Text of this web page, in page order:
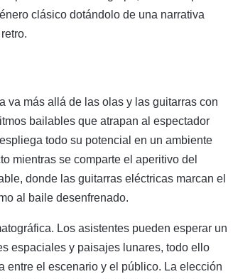
clásico dotándolo de una narrativa
va más allá de las olas y las guitarras con
bailables que atrapan al espectador
todo su potencial en un ambiente
mientras se comparte el aperitivo del
donde las guitarras eléctricas marcan el
al baile desenfrenado.
Los asistentes pueden esperar un
espaciales y paisajes lunares, todo ello
entre el escenario y el público. La elección